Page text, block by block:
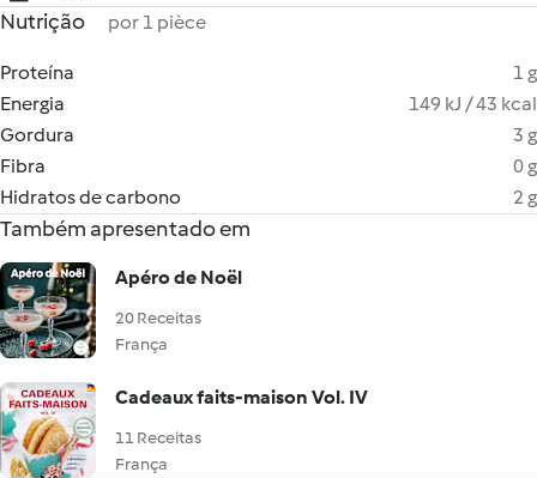
Nutrição por 1 pièce
Proteína
1 g
Energia
149 kJ / 43 kcal
Gordura
3 g
Fibra
0 g
Hidratos de carbono
2 g
Também apresentado em
Apéro de Noël
20 Receitas
França
Cadeaux faits-maison Vol. IV
11 Receitas
França